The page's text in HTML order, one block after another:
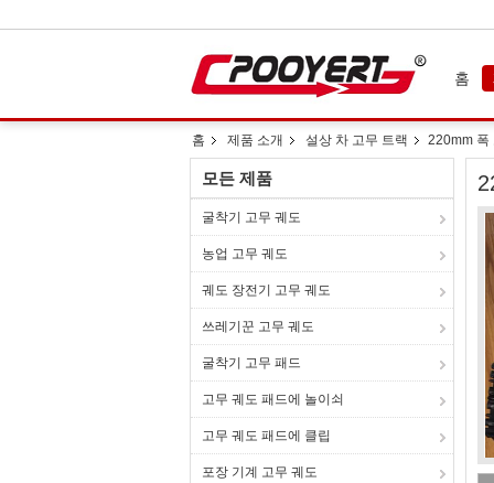
홈
홈 제품 소개 설상 차 고무 트랙 220mm 폭
모든 제품
굴착기 고무 궤도
농업 고무 궤도
궤도 장전기 고무 궤도
쓰레기꾼 고무 궤도
굴착기 고무 패드
고무 궤도 패드에 놀이쇠
고무 궤도 패드에 클립
포장 기계 고무 궤도